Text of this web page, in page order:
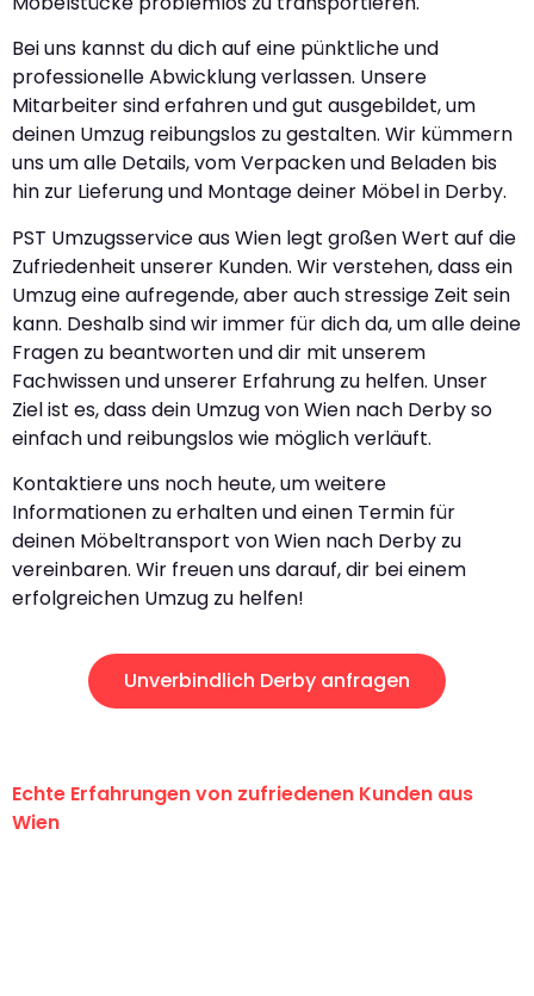
Bei uns kannst du dich auf eine pünktliche und
professionelle Abwicklung verlassen. Unsere
Mitarbeiter sind erfahren und gut ausgebildet, um
deinen Umzug reibungslos zu gestalten. Wir kümmern
uns um alle Details, vom Verpacken und Beladen bis
hin zur Lieferung und Montage deiner Möbel in Derby.
PST Umzugsservice aus Wien legt großen Wert auf die
Zufriedenheit unserer Kunden. Wir verstehen, dass ein
Umzug eine aufregende, aber auch stressige Zeit sein
kann. Deshalb sind wir immer für dich da, um alle deine
Fragen zu beantworten und dir mit unserem
Fachwissen und unserer Erfahrung zu helfen. Unser
Ziel ist es, dass dein Umzug von Wien nach Derby so
einfach und reibungslos wie möglich verläuft.
Kontaktiere uns noch heute, um weitere
Informationen zu erhalten und einen Termin für
deinen Möbeltransport von Wien nach Derby zu
vereinbaren. Wir freuen uns darauf, dir bei einem
erfolgreichen Umzug zu helfen!
Unverbindlich Derby anfragen
Echte Erfahrungen von zufriedenen Kunden aus
Wien